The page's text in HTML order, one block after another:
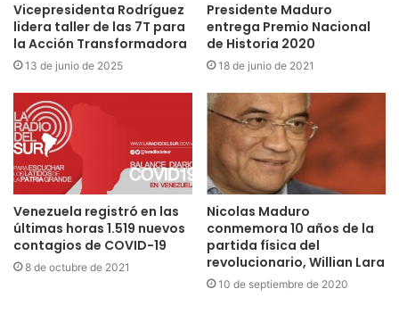
Vicepresidenta Rodríguez
lidera taller de las 7T para
la Acción Transformadora
13 de junio de 2025
Presidente Maduro
entrega Premio Nacional
de Historia 2020
18 de junio de 2021
Venezuela registró en las
últimas horas 1.519 nuevos
contagios de COVID-19
8 de octubre de 2021
Nicolas Maduro
conmemora 10 años de la
partida física del
revolucionario, Willian Lara
10 de septiembre de 2020